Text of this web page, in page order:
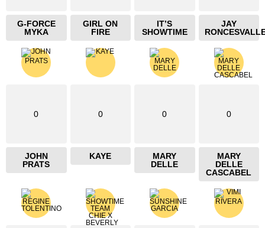
G-FORCE
MYKA
GIRL ON
FIRE
IT’S
SHOWTIME
JAY
0
JOHN
PRATS
0
KAYE
0
MARY
DELLE
0
MARY
DELLE
CASCABEL